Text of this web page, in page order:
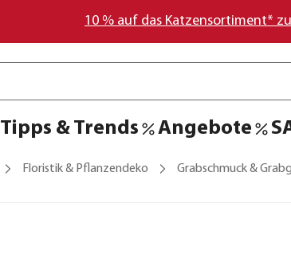
10 % auf das Katzensortiment*
Tipps & Trends Angebote
Floristik & Pflanzendeko Grabschmuck &